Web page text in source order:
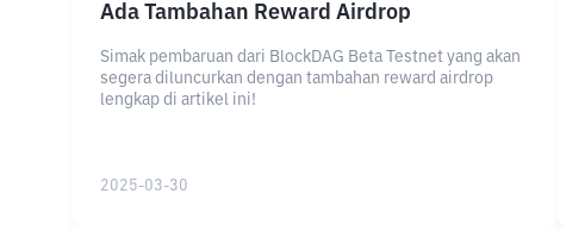
Ada Tambahan Reward Airdrop
Simak pembaruan dari BlockDAG Beta Testnet yang akan
segera diluncurkan dengan tambahan reward airdrop
lengkap di artikel ini!
2025-03-30